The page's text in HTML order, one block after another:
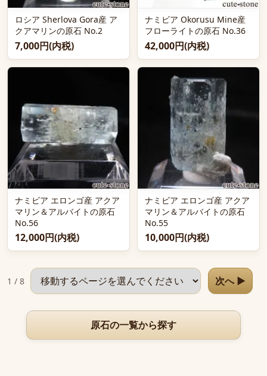
ロシア Sherlova Gora産 ア
クアマリンの原石 No.2
7,000円(内税)
ナミビア Okorusu Mine産
フローライトの原石 No.36
42,000円(内税)
ナミビア エロンゴ産 アクア
マリン＆アルバイトの原石
No.56
12,000円(内税)
ナミビア エロンゴ産 アクア
マリン＆アルバイトの原石
No.55
10,000円(内税)
1 / 8
ページを選択 次へ ▶
原石の一覧から探す